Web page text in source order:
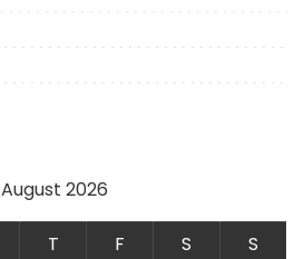
August 2026
T F S
S